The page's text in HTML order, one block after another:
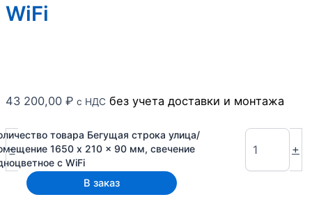
WiFi
43 200,00 ₽ с НДС без учета доставки и монтажа
-
товара Бегущая строка улица/
1650 x 210 x 90 мм, свечение
с WiFi
+
В заказ